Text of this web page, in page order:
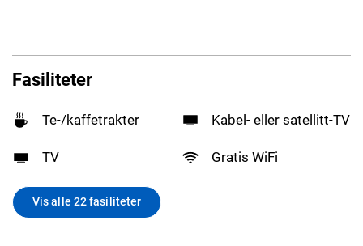
Fasiliteter
Te-/kaffetrakter Kabel- eller satellitt-TV
TV Gratis WiFi
Vis alle 22 fasiliteter